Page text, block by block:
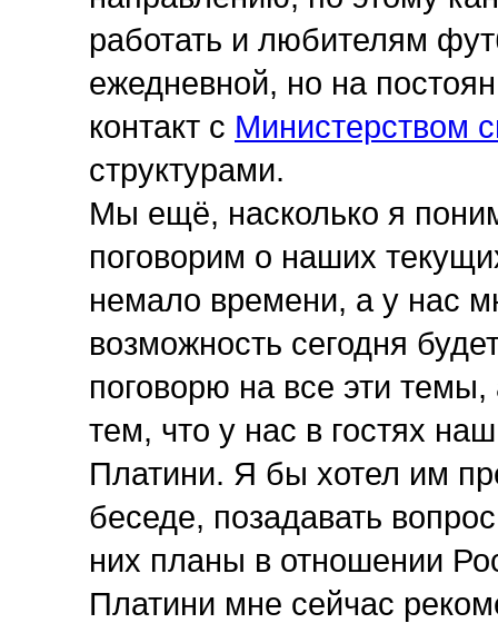
работать и любителям
ежедневной, но на
контакт с Министерством
структурами.
Мы ещё, насколько я
поговорим о наших
немало времени, а у нас
возможность сегодня
поговорю на все эти
тем, что у нас в гостях
Платини. Я бы хотел им
беседе, позадавать
них планы в отношении
Платини мне сейчас